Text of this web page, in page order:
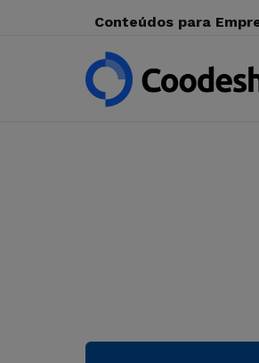
Conteúdos para